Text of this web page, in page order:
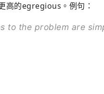
高的egregious。例句：
to the problem are